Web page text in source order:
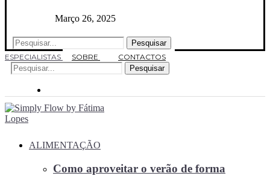
Março 26, 2025
Pesquisar
ESPECIALISTAS
SOBRE
CONTACTOS
Pesquisar
ALIMENTAÇÃO
Como aproveitar o verão de forma